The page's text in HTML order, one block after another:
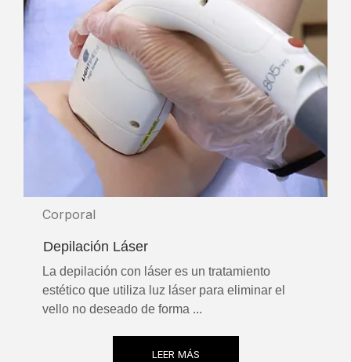
Corporal
Depilación Láser
La depilación con láser es un tratamiento
estético que utiliza luz láser para eliminar el
vello no deseado de forma ...
LEER MÁS